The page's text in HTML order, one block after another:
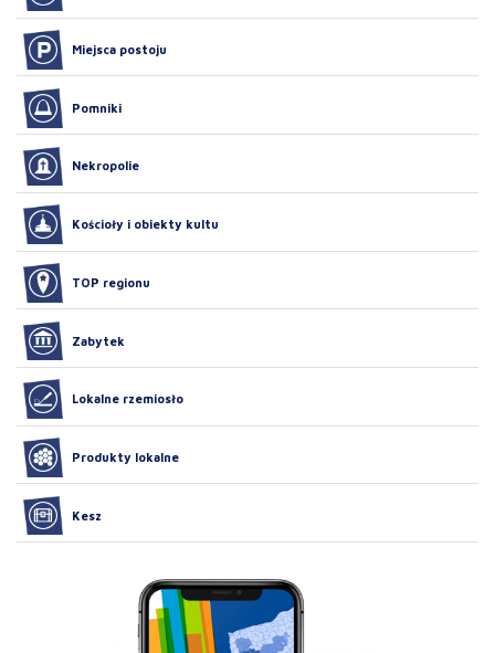
Miejsca postoju
Pomniki
Nekropolie
Kościoły i obiekty kultu
TOP regionu
Zabytek
Lokalne rzemiosło
Produkty lokalne
Kesz